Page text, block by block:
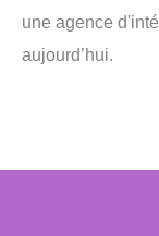
une agence
aujourd’hui.